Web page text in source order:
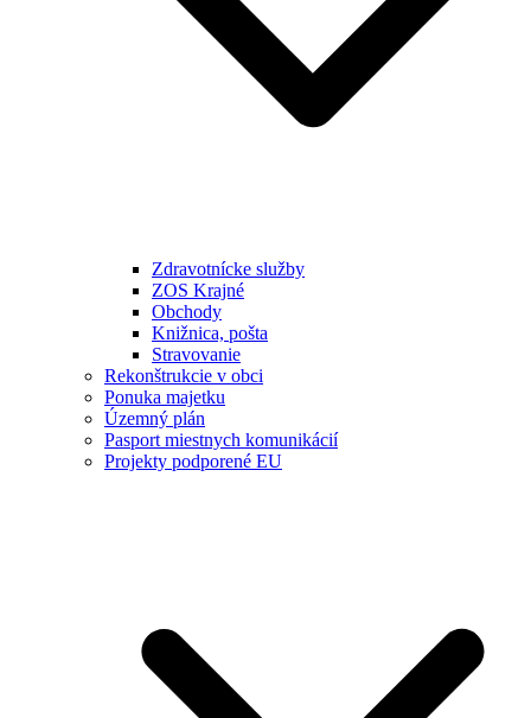
Zdravotnícke služby
ZOS Krajné
Obchody
Knižnica, pošta
Stravovanie
Rekonštrukcie v obci
Ponuka majetku
Územný plán
Pasport miestnych komunikácií
Projekty podporené EU